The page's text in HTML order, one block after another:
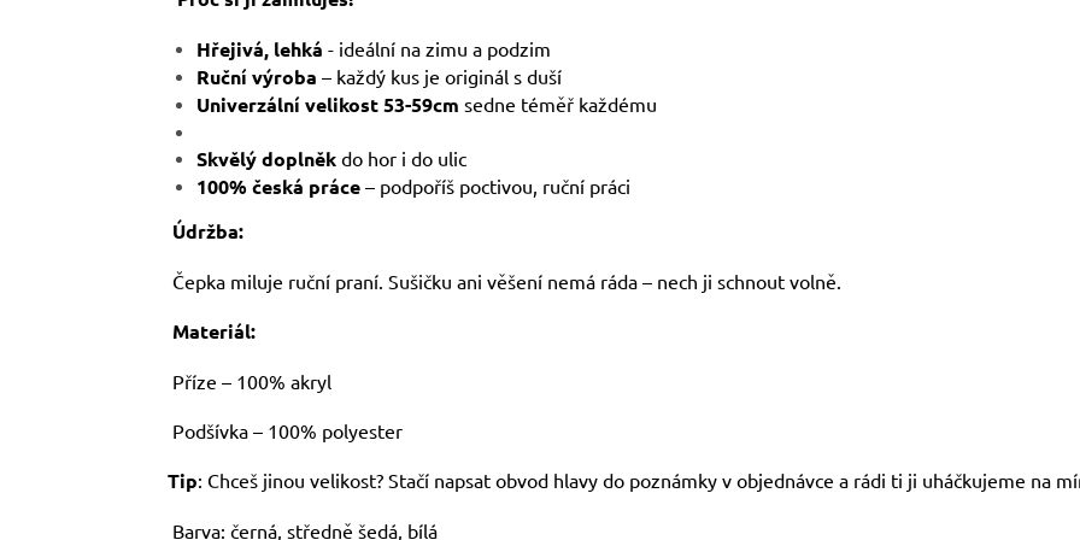
Hřejivá, lehká - ideální na zimu a podzim
Ruční výroba – každý kus je originál s duší
Univerzální velikost 53-59cm sedne téměř každému
Skvělý doplněk do hor i do ulic
100% česká práce – podpoříš poctivou, ruční práci
Údržba:
Čepka miluje ruční praní. Sušičku ani věšení nemá ráda – nech ji schnout volně.
Materiál:
Příze – 100% akryl
Podšívka – 100% polyester
Tip: Chceš jinou velikost? Stačí napsat obvod hlavy do poznámky v objednávce a rádi ti ji uháčkujeme na
Barva: černá, středně šedá, bílá